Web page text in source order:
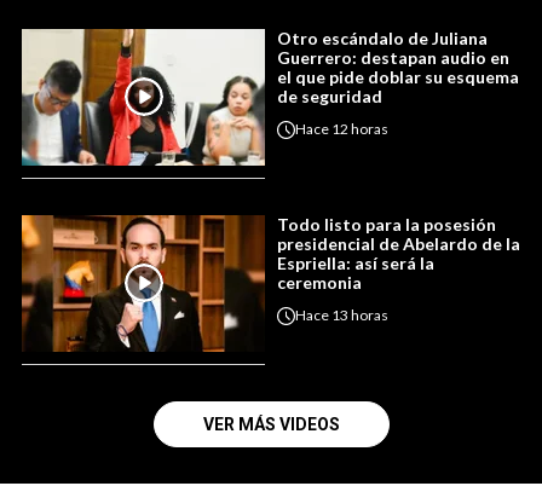
Otro escándalo de Juliana
Guerrero: destapan audio en
el que pide doblar su esquema
de seguridad
Hace 12 horas
Todo listo para la posesión
presidencial de Abelardo de la
Espriella: así será la
ceremonia
Hace 13 horas
VER MÁS VIDEOS